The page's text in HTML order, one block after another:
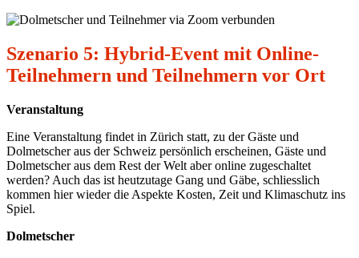
Szenario 5: Hybrid-Event mit Online-
Teilnehmern und Teilnehmern vor Ort
Veranstaltung
Eine Veranstaltung findet in Zürich statt, zu der Gäste und
Dolmetscher aus der Schweiz persönlich erscheinen, Gäste und
Dolmetscher aus dem Rest der Welt aber online zugeschaltet
werden? Auch das ist heutzutage Gang und Gäbe, schliesslich
kommen hier wieder die Aspekte Kosten, Zeit und Klimaschutz ins
Spiel.
Dolmetscher